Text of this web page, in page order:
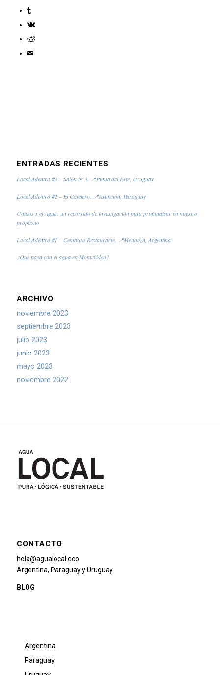
ENTRADAS RECIENTES
Local Adentro #3 – Salón N°3. 📍Punta del Este, Uruguay
Local Adentro #2 – El Cafetero. 📍Asunción, Paraguay
Unidos x el Agua: un recorrido de investigación para profundizar en nuestro
propósito
Local Adentro #1 – Centauro Restaurante. 📍Mendoza, Argentina
¿Qué pasa con el agua en Montevideo?
ARCHIVO
noviembre 2023
septiembre 2023
julio 2023
junio 2023
mayo 2023
noviembre 2022
CONTACTO
hola@agualocal.eco
Argentina, Paraguay y Uruguay
BLOG
Argentina
Paraguay